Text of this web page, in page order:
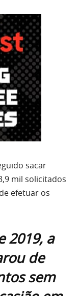
sacar
mil solicitados
efetuar os
2019, a
de
sem